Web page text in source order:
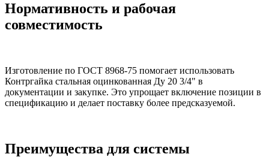
Нормативность и рабочая
совместимость
Изготовление по ГОСТ 8968-75 помогает использовать
Контргайка стальная оцинкованная Ду 20 3/4" в
документации и закупке. Это упрощает включение позиции в
спецификацию и делает поставку более предсказуемой.
Преимущества для системы